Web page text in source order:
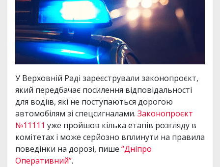
У Верховній Раді зареєстрували законопроєкт,
який передбачає посилення відповідальності
для водіїв, які не поступаються дорогою
автомобілям зі спецсигналами. Законопроєкт
№11111 уже пройшов кілька етапів розгляду в
комітетах і може серйозно вплинути на правила
поведінки на дорозі, пише “Дніпро
Оперативний”.